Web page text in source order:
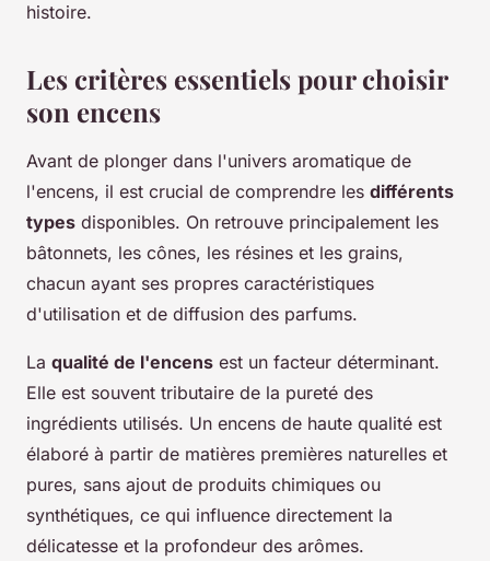
histoire.
Les critères essentiels pour choisir
son encens
Avant de plonger dans l'univers aromatique de
l'encens, il est crucial de comprendre les différents
types disponibles. On retrouve principalement les
bâtonnets, les cônes, les résines et les grains,
chacun ayant ses propres caractéristiques
d'utilisation et de diffusion des parfums.
La qualité de l'encens est un facteur déterminant.
Elle est souvent tributaire de la pureté des
ingrédients utilisés. Un encens de haute qualité est
élaboré à partir de matières premières naturelles et
pures, sans ajout de produits chimiques ou
synthétiques, ce qui influence directement la
délicatesse et la profondeur des arômes.